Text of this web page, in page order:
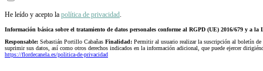
He leído y acepto la política de privacidad
Información básica sobre el tratamiento de datos personales conforme al RGPD (UE) 2016/679 y a la
Responsable: Sebastián Portillo Cabañas Finalidad: Permitir al usuario realizar la suscripción al boletín
suprimir sus datos, así como otros derechos indicados en la información adicional, que puede ejercer
https://flordecanela.es/politica-de-privacidad